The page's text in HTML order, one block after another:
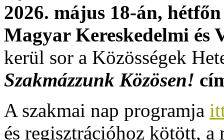
2026. május 18-án, hétfőn
Magyar Kereskedelmi és
kerül sor a Közösségek
Szakmázzunk Közösen!
A szakmai nap programja
és regisztrációhoz kötött, a